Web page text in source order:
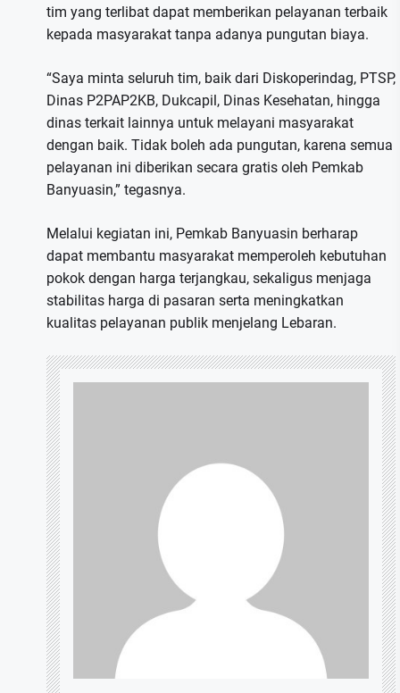
tim yang terlibat dapat memberikan pelayanan terbaik
kepada masyarakat tanpa adanya pungutan biaya.
“Saya minta seluruh tim, baik dari Diskoperindag, PTSP,
Dinas P2PAP2KB, Dukcapil, Dinas Kesehatan, hingga
dinas terkait lainnya untuk melayani masyarakat
dengan baik. Tidak boleh ada pungutan, karena semua
pelayanan ini diberikan secara gratis oleh Pemkab
Banyuasin,” tegasnya.
Melalui kegiatan ini, Pemkab Banyuasin berharap
dapat membantu masyarakat memperoleh kebutuhan
pokok dengan harga terjangkau, sekaligus menjaga
stabilitas harga di pasaran serta meningkatkan
kualitas pelayanan publik menjelang Lebaran.